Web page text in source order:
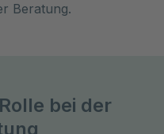
Beratung.
bei der